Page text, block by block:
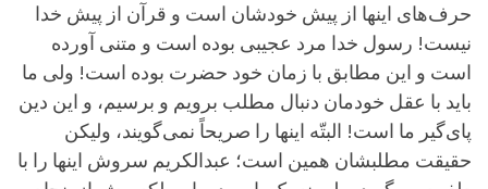
حرف‌های اینها از پیش خودشان است و قرآن از پیش خدا
نیست! رسول خدا مرد عجیبی بوده است و متنی آورده
است و این مطابق با زمان خود حضرت بوده است! ولی ما
باید با عقل خودمان دنبال مطلب برویم و برسیم، و این دین
پای‌گیر ما است! البتّه اینها را صریحاً نمی‌گویند، ولیکن
حقیقت مطلبشان همین است؛ عبدالکریم سروش اینها را با